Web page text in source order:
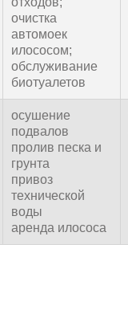
очистка
автомоек
илососом;
обслуживание
биотуалетов
осушение
подвалов
пролив песка и
грунта
привоз
технической
воды
аренда илососа